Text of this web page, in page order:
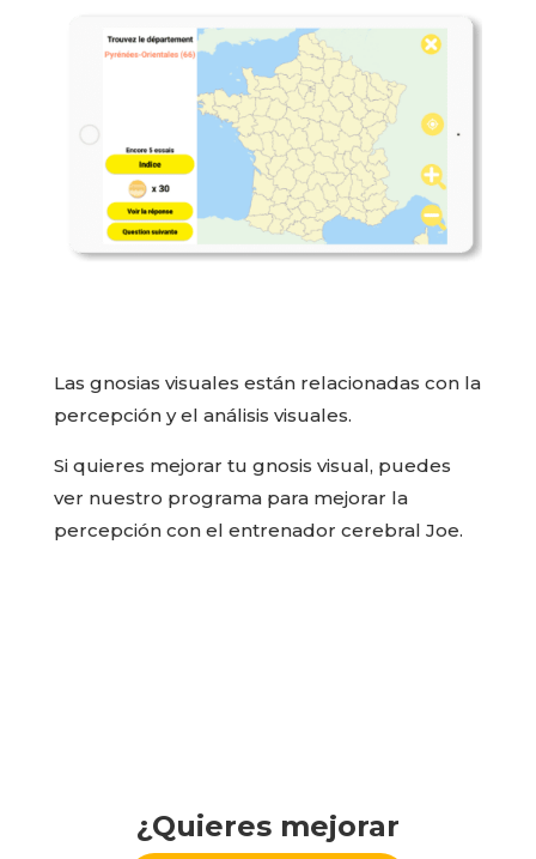
Las gnosias visuales están relacionadas con la
percepción y el análisis visuales.
Si quieres mejorar tu gnosis visual, puedes
ver nuestro programa para mejorar la
percepción con el entrenador cerebral Joe.
¿Quieres mejorar